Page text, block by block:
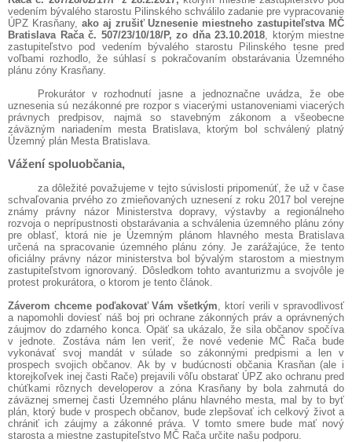
vedením bývalého starostu Pilinského schválilo zadanie pre vypracovanie
ÚPZ Krasňany, ako aj zrušiť Uznesenie miestneho zastupiteľstva MČ
Bratislava Rača č. 507/23/10/18/P, zo dňa 23.10.2018 , ktorým miestne
zastupiteľstvo pod vedením bývalého starostu Pilinského tesne pred
voľbami rozhodlo, že súhlasí s pokračovaním obstarávania Územného
plánu zóny Krasňany.
Prokurátor v rozhodnutí jasne a jednoznačne uvádza, že obe
uznesenia sú nezákonné pre rozpor s viacerými ustanoveniami viacerých
právnych predpisov, najmä so stavebným zákonom a všeobecne
záväzným nariadením mesta Bratislava, ktorým bol schválený platný
Územný plán Mesta Bratislava.
Vážení spoluobčania,
za dôležité považujeme v tejto súvislosti pripomenúť, že už v čase
schvaľovania prvého zo zmieňovaných uznesení z roku 2017 bol verejne
známy právny názor Ministerstva dopravy, výstavby a regionálneho
rozvoja o neprípustnosti obstarávania a schválenia územného plánu zóny
pre oblasť, ktorá nie je Územným plánom hlavného mesta Bratislava
určená na spracovanie územného plánu zóny. Je zarážajúce, že tento
oficiálny právny názor ministerstva bol bývalým starostom a miestnym
zastupiteľstvom ignorovaný. Dôsledkom tohto avanturizmu a svojvôle je
protest prokurátora, o ktorom je tento článok.
Záverom chceme poďakovať Vám všetkým , ktorí verili v spravodlivosť
a napomohli doviesť náš boj pri ochrane zákonných práv a oprávnených
záujmov do zdarného konca. Opäť sa ukázalo, že sila občanov spočíva
v jednote. Zostáva nám len veriť, že nové vedenie MČ Rača bude
vykonávať svoj mandát v súlade so zákonnými predpismi a len v
prospech svojich občanov. Ak by v budúcnosti občania Krasňan (ale i
ktorejkoľvek inej časti Rače) prejavili vôľu obstarať ÚPZ ako ochranu pred
chúťkami rôznych developerov a zóna Krasňany by bola zahrnutá do
záväznej smernej časti Územného plánu hlavného mesta, mal by to byť
plán, ktorý bude v prospech občanov, bude zlepšovať ich celkový život a
chrániť ich záujmy a zákonné práva. V tomto smere bude mať nový
starosta a miestne zastupiteľstvo MČ Rača určite našu podporu.